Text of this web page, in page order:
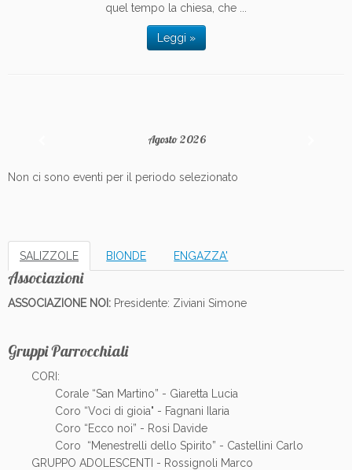
quel tempo la chiesa, che ...
Leggi »
Agosto 2026
Non ci sono eventi per il periodo selezionato
SALIZZOLE BIONDE ENGAZZA'
Associazioni
ASSOCIAZIONE NOI: Presidente: Ziviani Simone
Gruppi Parrocchiali
CORI:
Corale “San Martino” - Giaretta Lucia
Coro “Voci di gioia" - Fagnani Ilaria
Coro “Ecco noi” - Rosi Davide
Coro “Menestrelli dello Spirito” - Castellini Carlo
GRUPPO ADOLESCENTI - Rossignoli Marco